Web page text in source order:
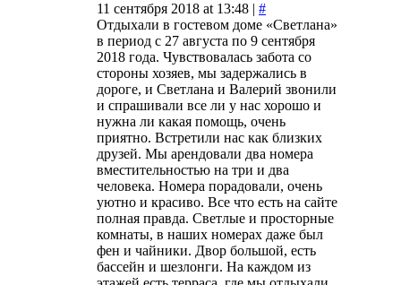
11 сентября 2018 at 13:48 | #
Отдыхали в гостевом доме «Светлана»
в период с 27 августа по 9 сентября
2018 года. Чувствовалась забота со
стороны хозяев, мы задержались в
дороге, и Светлана и Валерий звонили
и спрашивали все ли у нас хорошо и
нужна ли какая помощь, очень
приятно. Встретили нас как близких
друзей. Мы арендовали два номера
вместительностью на три и два
человека. Номера порадовали, очень
уютно и красиво. Все что есть на сайте
полная правда. Светлые и просторные
комнаты, в наших номерах даже был
фен и чайники. Двор большой, есть
бассейн и шезлонги. На каждом из